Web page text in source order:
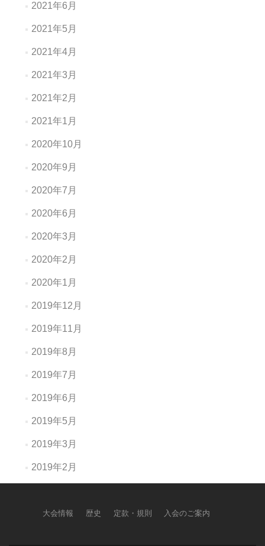
2021年6月
2021年5月
2021年4月
2021年3月
2021年2月
2021年1月
2020年10月
2020年9月
2020年7月
2020年6月
2020年3月
2020年2月
2020年1月
2019年12月
2019年11月
2019年8月
2019年7月
2019年6月
2019年5月
2019年3月
2019年2月
大会情報 歴史 定款・規則 入会のご案内